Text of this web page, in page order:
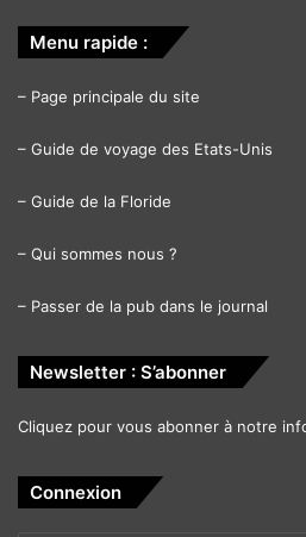
Menu rapide :
– Page principale du site
– Guide de voyage des Etats-Unis
– Guide de la Floride
– Qui sommes nous ?
– Passer de la pub dans le journal
Newsletter : S’abonner
Cliquez pour vous abonner à notre
Connexion